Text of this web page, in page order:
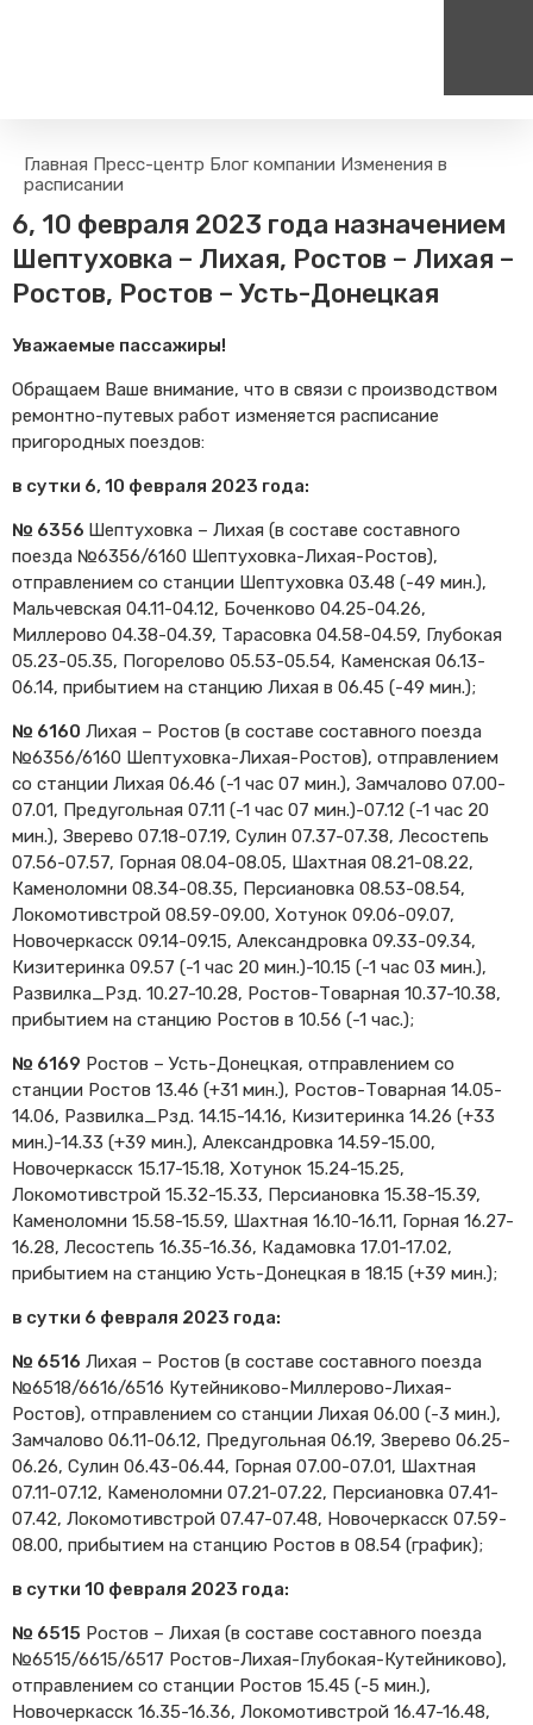
Пассажирам
Правила проезда
Часто задаваемые вопросы
Тарифы и льготы
Способы оплаты проезда
касс
Абонементные билеты
Мобильные приложения
Маломобильным
лист
Cхемы обращения
пригородных поездов
Справочник по
остановочным пунктам и
станциям
Туризм
Веломаршруты
Аудиогиды
Тревел-шоу на электричке
Единый номер вызова экстренных служб
112
Главная Пресс-центр Блог компании Изменения в
расписании
6, 10 февраля 2023 года назначением
Шептуховка – Лихая, Ростов – Лихая –
Ростов, Ростов – Усть-Донецкая
Уважаемые пассажиры!
Обращаем Ваше внимание, что в связи с производством
ремонтно-путевых работ изменяется расписание
пригородных поездов:
в сутки 6, 10 февраля 2023 года:
№ 6356 Шептуховка – Лихая (в составе составного
поезда №6356/6160 Шептуховка-Лихая-Ростов),
отправлением со станции Шептуховка 03.48 (-49 мин.),
Мальчевская 04.11-04.12, Боченково 04.25-04.26,
Миллерово 04.38-04.39, Тарасовка 04.58-04.59, Глубокая
05.23-05.35, Погорелово 05.53-05.54, Каменская 06.13-
06.14, прибытием на станцию Лихая в 06.45 (-49 мин.);
№ 6160 Лихая – Ростов (в составе составного поезда
№6356/6160 Шептуховка-Лихая-Ростов), отправлением
со станции Лихая 06.46 (-1 час 07 мин.), Замчалово 07.00-
07.01, Предугольная 07.11 (-1 час 07 мин.)-07.12 (-1 час 20
мин.), Зверево 07.18-07.19, Сулин 07.37-07.38, Лесостепь
07.56-07.57, Горная 08.04-08.05, Шахтная 08.21-08.22,
Каменоломни 08.34-08.35, Персиановка 08.53-08.54,
Локомотивстрой 08.59-09.00, Хотунок 09.06-09.07,
Новочеркасск 09.14-09.15, Александровка 09.33-09.34,
Кизитеринка 09.57 (-1 час 20 мин.)-10.15 (-1 час 03 мин.),
Развилка_Рзд. 10.27-10.28, Ростов-Товарная 10.37-10.38,
прибытием на станцию Ростов в 10.56 (-1 час.);
№ 6169 Ростов – Усть-Донецкая, отправлением со
станции Ростов 13.46 (+31 мин.), Ростов-Товарная 14.05-
14.06, Развилка_Рзд. 14.15-14.16, Кизитеринка 14.26 (+33
мин.)-14.33 (+39 мин.), Александровка 14.59-15.00,
Новочеркасск 15.17-15.18, Хотунок 15.24-15.25,
Локомотивстрой 15.32-15.33, Персиановка 15.38-15.39,
Каменоломни 15.58-15.59, Шахтная 16.10-16.11, Горная 16.27-
16.28, Лесостепь 16.35-16.36, Кадамовка 17.01-17.02,
прибытием на станцию Усть-Донецкая в 18.15 (+39 мин.);
в сутки 6 февраля 2023 года:
№ 6516 Лихая – Ростов (в составе составного поезда
№6518/6616/6516 Кутейниково-Миллерово-Лихая-
Ростов), отправлением со станции Лихая 06.00 (-3 мин.),
Замчалово 06.11-06.12, Предугольная 06.19, Зверево 06.25-
06.26, Сулин 06.43-06.44, Горная 07.00-07.01, Шахтная
07.11-07.12, Каменоломни 07.21-07.22, Персиановка 07.41-
07.42, Локомотивстрой 07.47-07.48, Новочеркасск 07.59-
08.00, прибытием на станцию Ростов в 08.54 (график);
в сутки 10 февраля 2023 года:
№ 6515 Ростов – Лихая (в составе составного поезда
№6515/6615/6517 Ростов-Лихая-Глубокая-Кутейниково),
отправлением со станции Ростов 15.45 (-5 мин.),
Новочеркасск 16.35-16.36, Локомотивстрой 16.47-16.48,